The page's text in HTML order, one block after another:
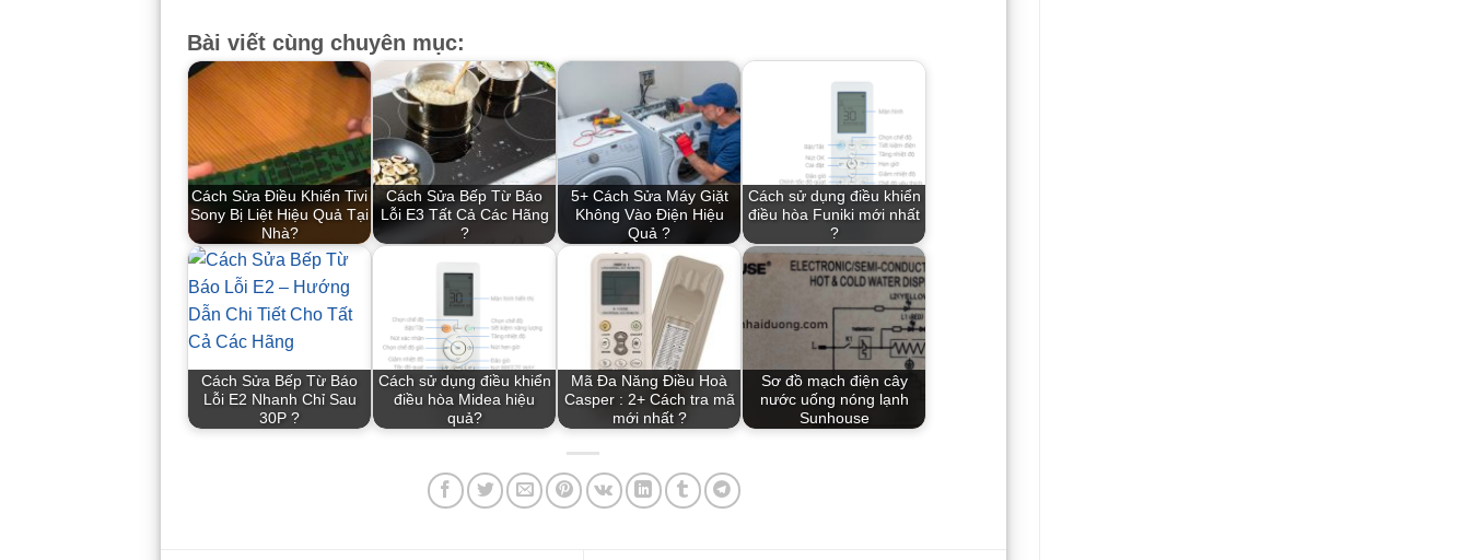
Bài viết cùng chuyên mục:
Cách Sửa Điều Khiển Tivi
Sony Bị Liệt Hiệu Quả Tại
Nhà?
Cách Sửa Bếp Từ Báo
Lỗi E3 Tất Cả Các Hãng
?
5+ Cách Sửa Máy Giặt
Không Vào Điện Hiệu
Quả ?
Cách sử dụng điều khiển
điều hòa Funiki mới nhất
?
Cách Sửa Bếp Từ Báo
Lỗi E2 Nhanh Chỉ Sau
30P ?
Cách sử dụng điều khiển
điều hòa Midea hiệu
quả?
Mã Đa Năng Điều Hoà
Casper : 2+ Cách tra mã
mới nhất ?
Sơ đồ mạch điện cây
nước uống nóng lạnh
Sunhouse